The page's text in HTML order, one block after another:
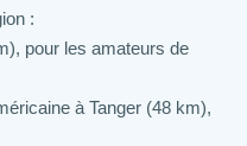
:
pour les amateurs de
à Tanger (48 km),